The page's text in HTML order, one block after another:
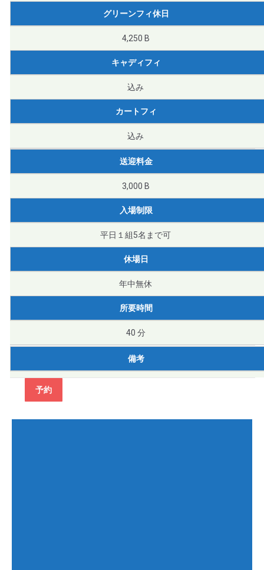
グリーンフィ休日
4,250 B
キャディフィ
込み
カートフィ
込み
送迎料金
3,000 B
入場制限
平日１組5名まで可
休場日
年中無休
所要時間
40 分
備考
予約